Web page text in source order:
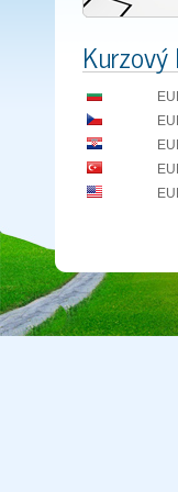
Copyright ©